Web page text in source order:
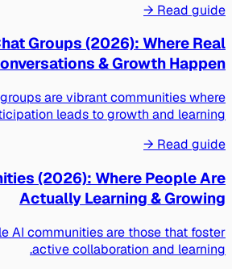
Read guide →
Groups (2026): Where Real
& Growth Happen
groups are vibrant communities where
leads to growth and learning.
Read guide →
(2026): Where People Are
Actually Learning & Growing
AI communities are those that foster
active collaboration and learning.